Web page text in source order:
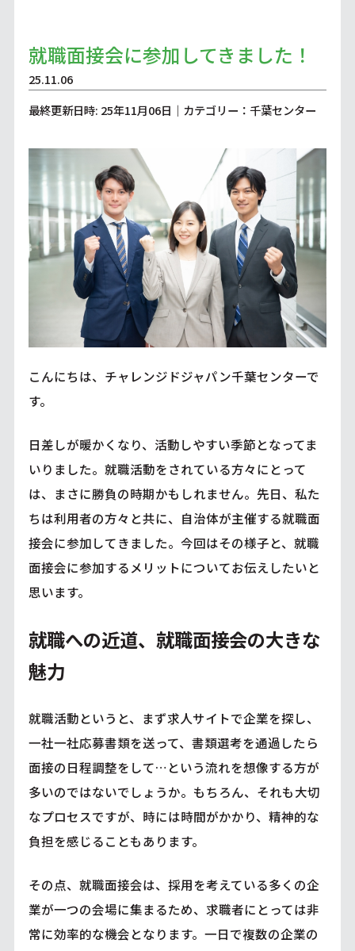
就職面接会に参加してきました！
25.11.06
最終更新日時: 25年11月06日｜カテゴリー：千葉センター
こんにちは、チャレンジドジャパン千葉センターで
す。
日差しが暖かくなり、活動しやすい季節となってま
いりました。就職活動をされている方々にとって
は、まさに勝負の時期かもしれません。先日、私た
ちは利用者の方々と共に、自治体が主催する就職面
接会に参加してきました。今回はその様子と、就職
面接会に参加するメリットについてお伝えしたいと
思います。
就職への近道、就職面接会の大きな
魅力
就職活動というと、まず求人サイトで企業を探し、
一社一社応募書類を送って、書類選考を通過したら
面接の日程調整をして…という流れを想像する方が
多いのではないでしょうか。もちろん、それも大切
なプロセスですが、時には時間がかかり、精神的な
負担を感じることもあります。
その点、就職面接会は、採用を考えている多くの企
業が一つの会場に集まるため、求職者にとっては非
常に効率的な機会となります。一日で複数の企業の